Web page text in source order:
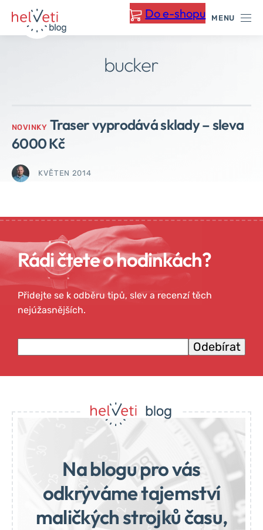
Přeskočit
Do e-shopu MENU
bucker
NOVINKY Traser vyprodává sklady – sleva
6000 Kč
KVĚTEN 2014
Rádi čtete o hodinkách?
Přidejte se k odběru tipů, slev a recenzí těch
nejúžasnějších.
Na blogu pro vás
odkrýváme tajemství
maličkých strojků času,